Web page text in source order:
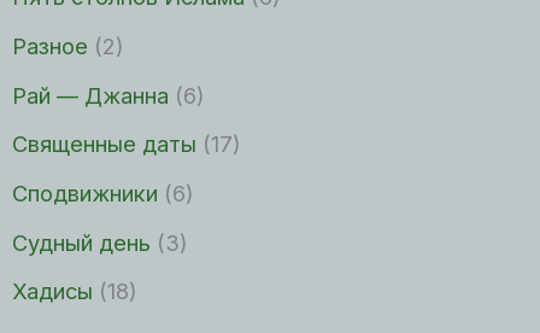
Разное (2)
Рай — Джанна (6)
Священные даты (17)
Сподвижники (6)
Судный день (3)
Хадисы (18)